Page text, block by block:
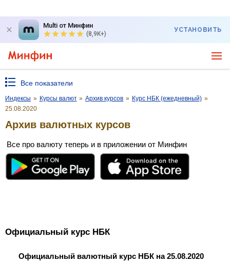
Multi от Минфин
(8,9K+)
УСТАНОВИТЬ
Все показатели
Индексы » Курсы валют » Архив курсов » Курс НБК (ежедневный) »
25.08.2020
Архив валютных курсов
Все про валюту теперь и в приложении от Минфин
Официальный курс НБК
Официальный валютный курс НБК на 25.08.2020